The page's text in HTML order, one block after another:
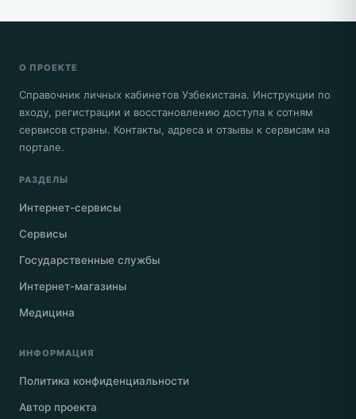
О ПРОЕКТЕ
Справочник личных кабинетов Узбекистана. Инструкции по
входу, регистрации и восстановлению доступа к сотням
сервисов страны. Контакты, адреса и отзывы к сервисам на
портале.
РАЗДЕЛЫ
Интернет-сервисы
Сервисы
Государственные службы
Интернет-магазины
Медицина
ИНФОРМАЦИЯ
Политика конфиденциальности
Автор проекта